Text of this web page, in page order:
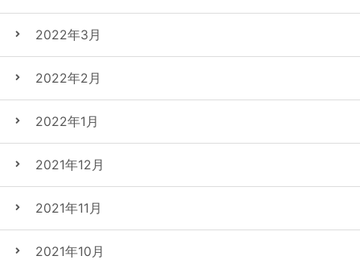
2022年3月
2022年2月
2022年1月
2021年12月
2021年11月
2021年10月